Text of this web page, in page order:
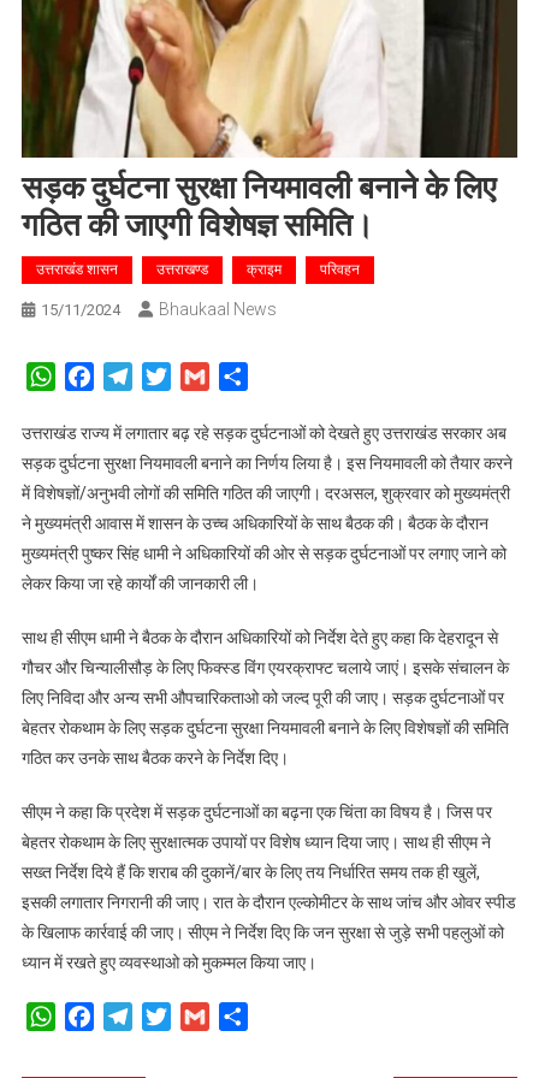
सड़क दुर्घटना सुरक्षा नियमावली बनाने के लिए
गठित की जाएगी विशेषज्ञ समिति।
उत्तराखंड शासन उत्तराखण्ड क्राइम परिवहन
15/11/2024 Bhaukaal News
WhatsAppFacebookTelegramTwitterGmail
उत्तराखंड राज्य में लगातार बढ़ रहे सड़क दुर्घटनाओं को देखते हुए उत्तराखंड सरकार अब
सड़क दुर्घटना सुरक्षा नियमावली बनाने का निर्णय लिया है। इस नियमावली को तैयार करने
में विशेषज्ञों/अनुभवी लोगों की समिति गठित की जाएगी। दरअसल, शुक्रवार को मुख्यमंत्री
ने मुख्यमंत्री आवास में शासन के उच्च अधिकारियों के साथ बैठक की। बैठक के दौरान
मुख्यमंत्री पुष्कर सिंह धामी ने अधिकारियों की ओर से सड़क दुर्घटनाओं पर लगाए जाने को
लेकर किया जा रहे कार्यों की जानकारी ली।
साथ ही सीएम धामी ने बैठक के दौरान अधिकारियों को निर्देश देते हुए कहा कि देहरादून से
गौचर और चिन्यालीसौड़ के लिए फिक्स्ड विंग एयरक्राफ्ट चलाये जाएं। इसके संचालन के
लिए निविदा और अन्य सभी औपचारिकताओ को जल्द पूरी की जाए। सड़क दुर्घटनाओं पर
बेहतर रोकथाम के लिए सड़क दुर्घटना सुरक्षा नियमावली बनाने के लिए विशेषज्ञों की समिति
गठित कर उनके साथ बैठक करने के निर्देश दिए।
सीएम ने कहा कि प्रदेश में सड़क दुर्घटनाओं का बढ़ना एक चिंता का विषय है। जिस पर
बेहतर रोकथाम के लिए सुरक्षात्मक उपायों पर विशेष ध्यान दिया जाए। साथ ही सीएम ने
सख्त निर्देश दिये हैं कि शराब की दुकानें/बार के लिए तय निर्धारित समय तक ही खुलें,
इसकी लगातार निगरानी की जाए। रात के दौरान एल्कोमीटर के साथ जांच और ओवर स्पीड
के खिलाफ कार्रवाई की जाए। सीएम ने निर्देश दिए कि जन सुरक्षा से जुड़े सभी पहलुओं को
ध्यान में रखते हुए व्यवस्थाओ को मुकम्मल किया जाए।
WhatsAppFacebookTelegramTwitterGmail